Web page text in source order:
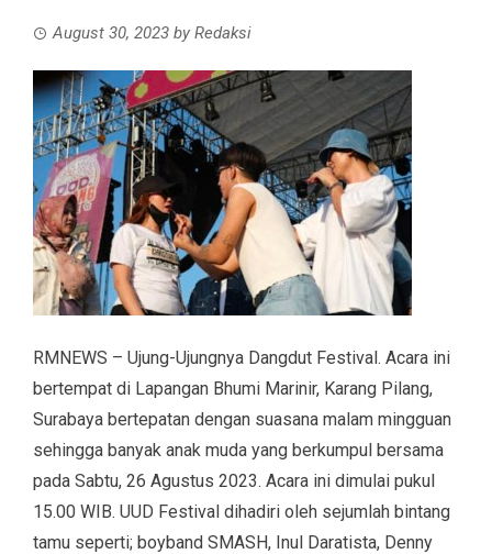
August 30, 2023 by Redaksi
RMNEWS – Ujung-Ujungnya Dangdut Festival. Acara ini
bertempat di Lapangan Bhumi Marinir, Karang Pilang,
Surabaya bertepatan dengan suasana malam mingguan
sehingga banyak anak muda yang berkumpul bersama
pada Sabtu, 26 Agustus 2023. Acara ini dimulai pukul
15.00 WIB. UUD Festival dihadiri oleh sejumlah bintang
tamu seperti; boyband SMASH, Inul Daratista, Denny